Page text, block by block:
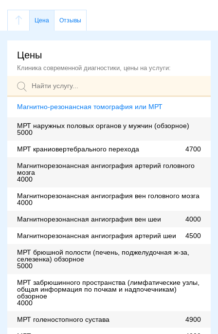
Цена Отзывы
Цены
Клиника современной диагностики, цены на услуги:
Магнитно-резонансная томография или МРТ
МРТ наружных половых органов у мужчин (обзорное)
5000
МРТ краниовертебрального перехода 4700
Магнитнорезонансная ангиография артерий головного
мозга
4000
Магнитнорезонансная ангиография вен головного мозга
4000
Магнитнорезонансная ангиография вен шеи 4000
Магнитнорезонансная ангиография артерий шеи 4500
МРТ брюшной полости (печень, поджелудочная ж-за,
селезенка) обзорное
5000
МРТ забрюшинного пространства (лимфатические узлы,
общая информация по почкам и надпочечникам)
обзорное
4000
МРТ голеностопного сустава 4900